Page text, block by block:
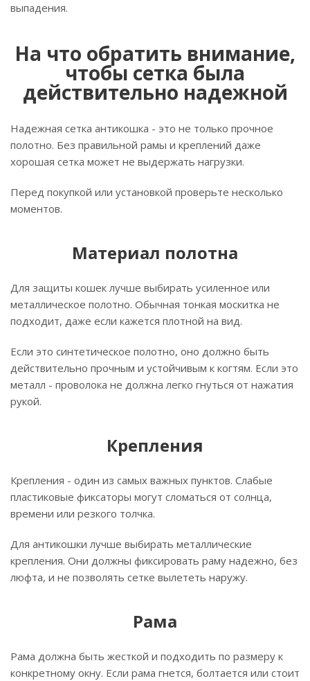
выпадения.
На что обратить внимание,
чтобы сетка была
действительно надежной
Надежная сетка антикошка - это не только прочное
полотно. Без правильной рамы и креплений даже
хорошая сетка может не выдержать нагрузки.
Перед покупкой или установкой проверьте несколько
моментов.
Материал полотна
Для защиты кошек лучше выбирать усиленное или
металлическое полотно. Обычная тонкая москитка не
подходит, даже если кажется плотной на вид.
Если это синтетическое полотно, оно должно быть
действительно прочным и устойчивым к когтям. Если это
металл - проволока не должна легко гнуться от нажатия
рукой.
Крепления
Крепления - один из самых важных пунктов. Слабые
пластиковые фиксаторы могут сломаться от солнца,
времени или резкого толчка.
Для антикошки лучше выбирать металлические
крепления. Они должны фиксировать раму надежно, без
люфта, и не позволять сетке вылететь наружу.
Рама
Рама должна быть жесткой и подходить по размеру к
конкретному окну. Если рама гнется, болтается или стоит